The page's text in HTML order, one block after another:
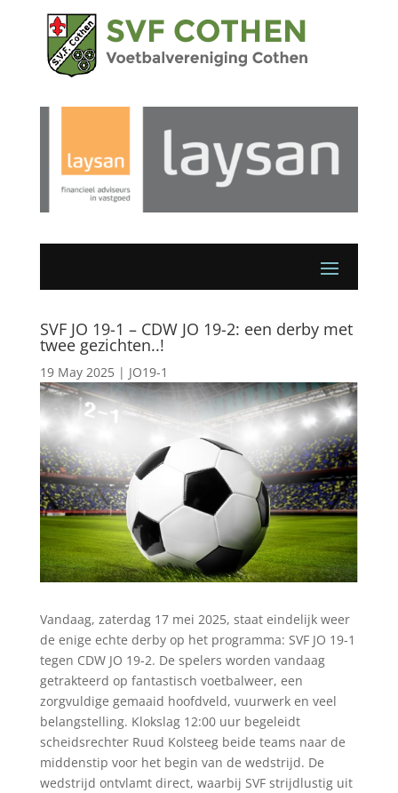
SVF JO 19-1 – CDW JO 19-2: een derby met
twee gezichten..!
19 May 2025| JO19-1
Vandaag, zaterdag 17 mei 2025, staat eindelijk weer
de enige echte derby op het programma: SVF JO 19-1
tegen CDW JO 19-2. De spelers worden vandaag
getrakteerd op fantastisch voetbalweer, een
zorgvuldige gemaaid hoofdveld, vuurwerk en veel
belangstelling. Klokslag 12:00 uur begeleidt
scheidsrechter Ruud Kolsteeg beide teams naar de
middenstip voor het begin van de wedstrijd. De
wedstrijd ontvlamt direct, waarbij SVF strijdlustig uit